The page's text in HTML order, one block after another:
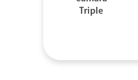
Triple